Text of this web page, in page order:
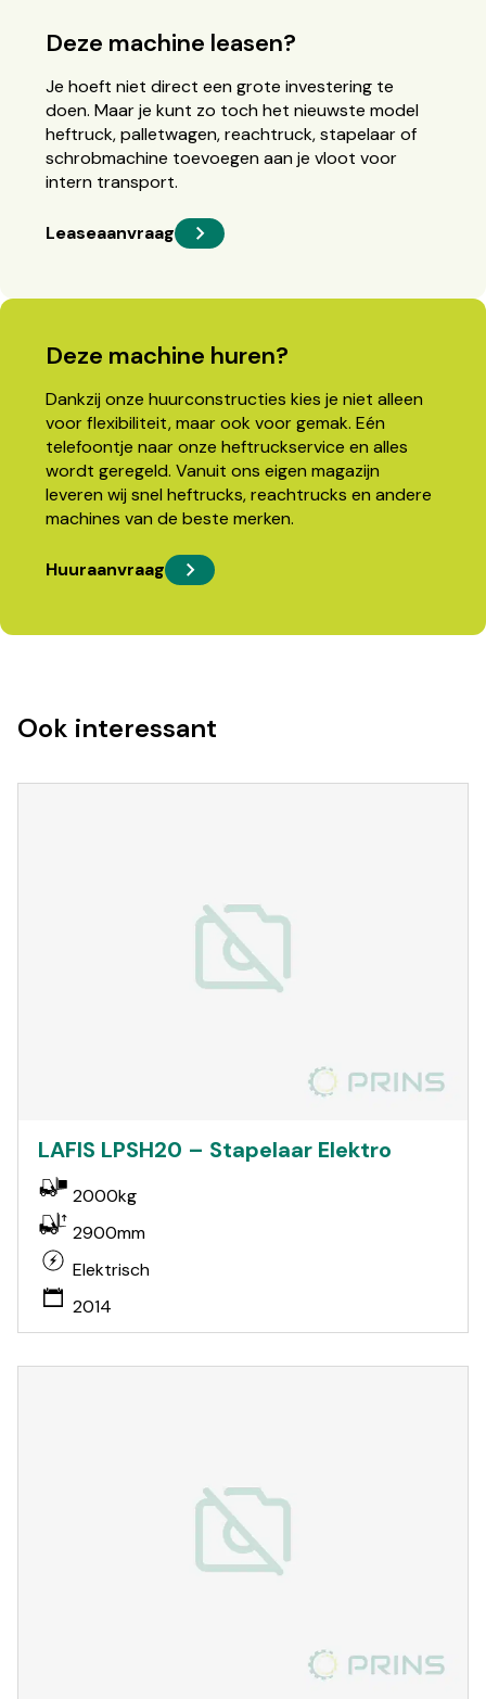
Deze machine leasen?
Je hoeft niet direct een grote investering te
doen. Maar je kunt zo toch het nieuwste model
heftruck, palletwagen, reachtruck, stapelaar of
schrobmachine toevoegen aan je vloot voor
intern transport.
Leaseaanvraag
Deze machine huren?
Dankzij onze huurconstructies kies je niet alleen
voor flexibiliteit, maar ook voor gemak. Eén
telefoontje naar onze heftruckservice en alles
wordt geregeld. Vanuit ons eigen magazijn
leveren wij snel heftrucks, reachtrucks en andere
machines van de beste merken.
Huuraanvraag
Ook interessant
LAFIS LPSH20 – Stapelaar Elektro
2000kg
2900mm
Elektrisch
2014